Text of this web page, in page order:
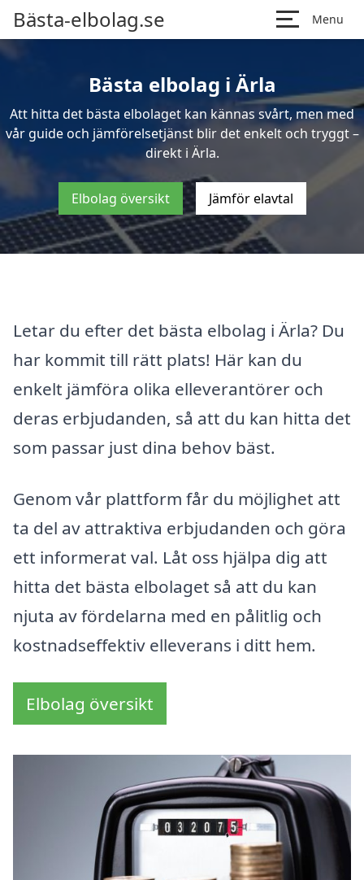
Bästa-elbolag.se Menu
Bästa elbolag i Ärla
Att hitta det bästa elbolaget kan kännas svårt, men med
vår guide och jämförelsetjänst blir det enkelt och tryggt –
direkt i Ärla.
Elbolag översikt Jämför elavtal
Letar du efter det bästa elbolag i Ärla? Du
har kommit till rätt plats! Här kan du
enkelt jämföra olika elleverantörer och
deras erbjudanden, så att du kan hitta det
som passar just dina behov bäst.
Genom vår plattform får du möjlighet att
ta del av attraktiva erbjudanden och göra
ett informerat val. Låt oss hjälpa dig att
hitta det bästa elbolaget så att du kan
njuta av fördelarna med en pålitlig och
kostnadseffektiv elleverans i ditt hem.
Elbolag översikt